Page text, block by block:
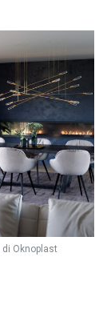
Oknoplast